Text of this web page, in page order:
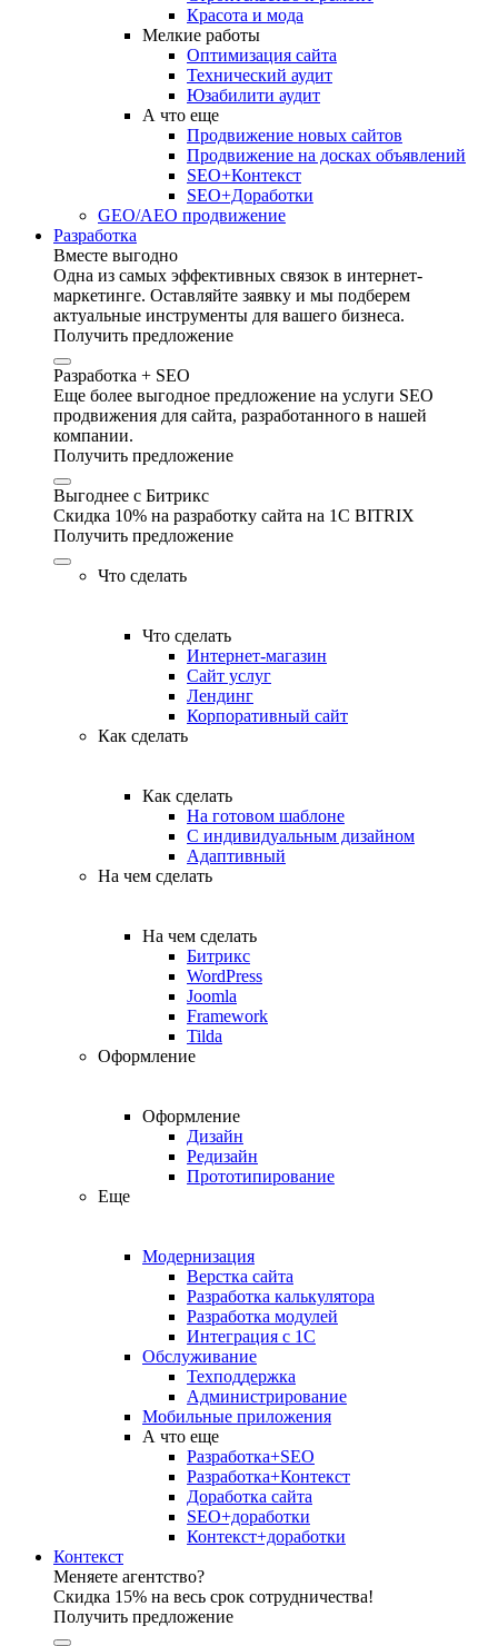
Красота и мода
Мелкие работы
Оптимизация сайта
Технический аудит
Юзабилити аудит
А что еще
Продвижение новых сайтов
Продвижение на досках объявлений
SEO+Контекст
SEO+Доработки
GEO/AEO продвижение
Разработка
Вместе выгодно
Одна из самых эффективных связок в интернет-
маркетинге. Оставляйте заявку и мы подберем
актуальные инструменты для вашего бизнеса.
Получить предложение
Разработка + SEO
Еще более выгодное предложение на услуги SEO
продвижения для сайта, разработанного в нашей
компании.
Получить предложение
Выгоднее с Битрикс
Скидка 10% на разработку сайта на 1C BITRIX
Получить предложение
Что сделать
Что сделать
Интернет-магазин
Сайт услуг
Лендинг
Корпоративный сайт
Как сделать
Как сделать
На готовом шаблоне
С индивидуальным дизайном
Адаптивный
На чем сделать
На чем сделать
Битрикс
WordPress
Joomla
Framework
Tilda
Оформление
Оформление
Дизайн
Редизайн
Прототипирование
Еще
Модернизация
Верстка сайта
Разработка калькулятора
Разработка модулей
Интеграция с 1С
Обслуживание
Техподдержка
Администрирование
Мобильные приложения
А что еще
Разработка+SEO
Разработка+Контекст
Доработка сайта
SEO+доработки
Контекст+доработки
Контекст
Меняете агентство?
Скидка 15% на весь срок сотрудничества!
Получить предложение